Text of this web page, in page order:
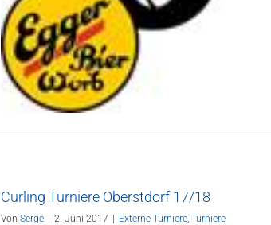
Curling Turniere Oberstdorf 17/18
Von Serge 2. Juni 2017 Externe Turniere, Turniere